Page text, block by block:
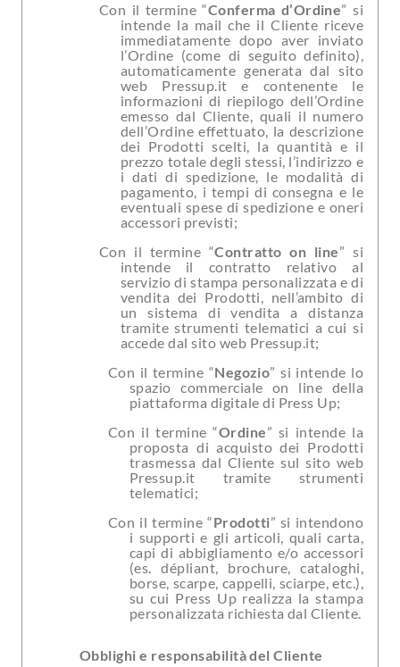
Con il termine “Conferma d’Ordine” si
intende la mail che il Cliente riceve
immediatamente dopo aver inviato
l’Ordine (come di seguito definito),
automaticamente generata dal sito
web Pressup.it e contenente le
informazioni di riepilogo dell’Ordine
emesso dal Cliente, quali il numero
dell’Ordine effettuato, la descrizione
dei Prodotti scelti, la quantità e il
prezzo totale degli stessi, l’indirizzo e
i dati di spedizione, le modalità di
pagamento, i tempi di consegna e le
eventuali spese di spedizione e oneri
accessori previsti;
Con il termine “Contratto on line” si
intende il contratto relativo al
servizio di stampa personalizzata e di
vendita dei Prodotti, nell’ambito di
un sistema di vendita a distanza
tramite strumenti telematici a cui si
accede dal sito web Pressup.it;
Con il termine “Negozio” si intende lo
spazio commerciale on line della
piattaforma digitale di Press Up;
Con il termine “Ordine” si intende la
proposta di acquisto dei Prodotti
trasmessa dal Cliente sul sito web
Pressup.it tramite strumenti
telematici;
Con il termine “Prodotti” si intendono
i supporti e gli articoli, quali carta,
capi di abbigliamento e/o accessori
(es. dépliant, brochure, cataloghi,
borse, scarpe, cappelli, sciarpe, etc.),
su cui Press Up realizza la stampa
personalizzata richiesta dal Cliente.
Obblighi e responsabilità del Cliente